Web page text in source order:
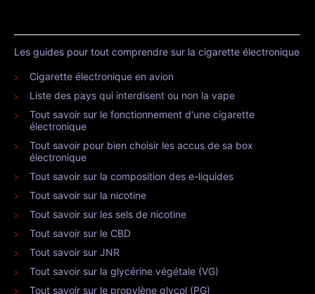
Les guides pour tout comprendre sur la cigarette électronique
Cigarette électronique en avion
Liste des pays qui interdisent ou non la vape
Tout savoir sur le fonctionnement d'une cigarette
électronique
Tout savoir pour bien choisir les accus de sa box
électronique
Tout savoir sur la composition des e-liquides
Tout savoir sur la nicotine
Tout savoir sur les sels de nicotine
Tout savoir sur le CBD
Tout savoir sur JNR
Tout savoir sur la glycérine végétale (VG)
Tout savoir sur le propylène glycol (PG)